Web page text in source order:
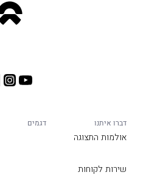
דברו איתנו
אולמות התצוגה
שירות לקוחות
דגמים